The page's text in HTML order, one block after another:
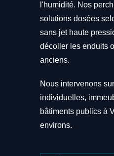
l'humidité. Nos
solutions dosées
sans jet haute
décoller les enduits
anciens.
Nous intervenons
individuelles,
bâtiments publics à
environs.